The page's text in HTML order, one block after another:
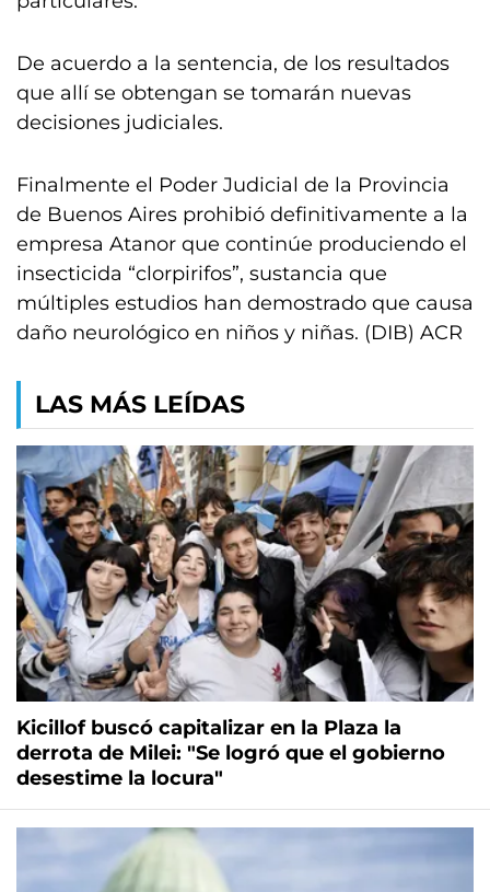
De acuerdo a la sentencia, de los resultados
que allí se obtengan se tomarán nuevas
decisiones judiciales.
Finalmente el Poder Judicial de la Provincia
de Buenos Aires prohibió definitivamente a la
empresa Atanor que continúe produciendo el
insecticida “clorpirifos”, sustancia que
múltiples estudios han demostrado que causa
daño neurológico en niños y niñas. (DIB) ACR
LAS MÁS LEÍDAS
Kicillof buscó capitalizar en la Plaza la
derrota de Milei: "Se logró que el gobierno
desestime la locura"